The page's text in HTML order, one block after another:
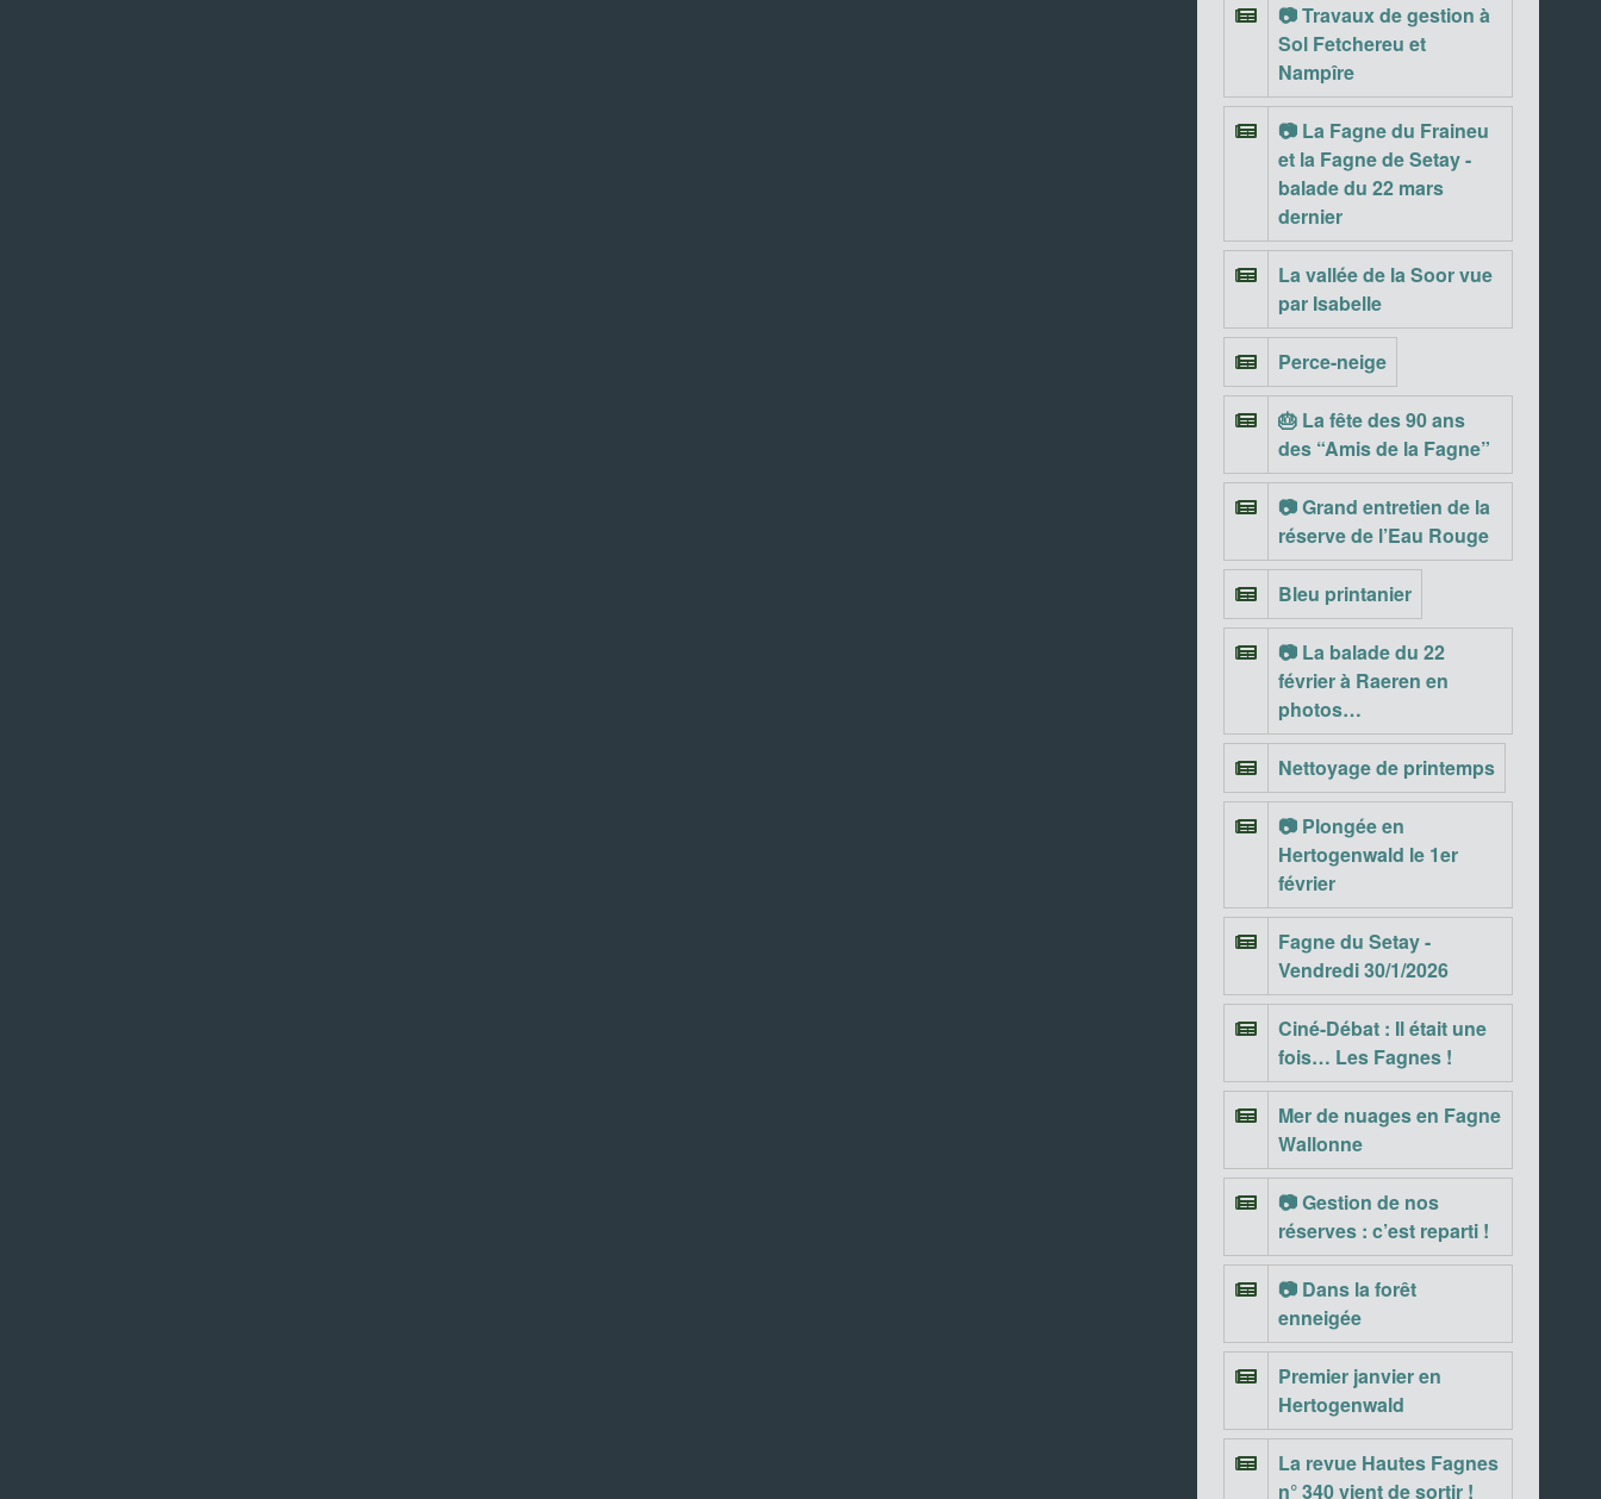
📷 Travaux de gestion à
Sol Fetchereu et
Nampîre
📷 La Fagne du Fraineu
et la Fagne de Setay -
balade du 22 mars
dernier
La vallée de la Soor vue
par Isabelle
Perce-neige
🎂 La fête des 90 ans
des “Amis de la Fagne”
📷 Grand entretien de la
réserve de l’Eau Rouge
Bleu printanier
📷 La balade du 22
février à Raeren en
photos…
Nettoyage de printemps
📷 Plongée en
Hertogenwald le 1er
février
Fagne du Setay -
Vendredi 30/1/2026
Ciné-Débat : Il était une
fois… Les Fagnes !
Mer de nuages en Fagne
Wallonne
📷 Gestion de nos
réserves : c’est reparti !
📷 Dans la forêt
enneigée
Premier janvier en
Hertogenwald
La revue Hautes Fagnes
n° 340 vient de sortir !